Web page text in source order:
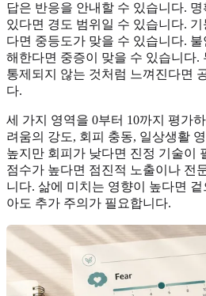
답은 반응을 안내할 수 있습니다.
있다면 경도 범위일 수 있습니다.
다면 중등도가 맞을 수 있습니다.
해한다면 중증이 맞을 수 있습니다.
통제되지 않는 것처럼 느껴진다면
다.
세 가지 영역을 0부터 10까지 평가
려움의 강도, 회피 충동, 일상생활
높지만 회피가 낮다면 진정 기술이
점수가 높다면 점진적 노출이나 전
니다. 삶에 미치는 영향이 높다면
아도 추가 주의가 필요합니다.